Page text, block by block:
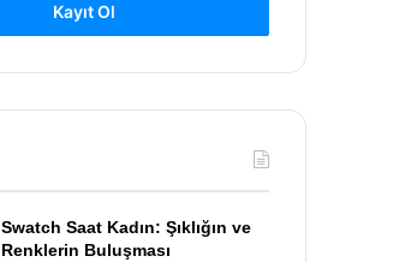
Kayıt Ol
Swatch Saat Kadın: Şıklığın ve
Renklerin Buluşması